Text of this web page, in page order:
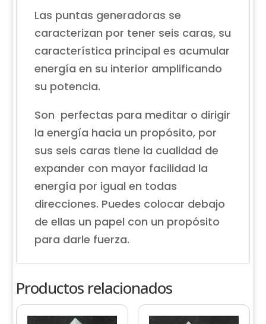
Las puntas generadoras se
caracterizan por tener seis caras, su
característica principal es acumular
energía en su interior amplificando
su potencia.
Son perfectas para meditar o dirigir
la energía hacia un propósito, por
sus seis caras tiene la cualidad de
expander con mayor facilidad la
energía por igual en todas
direcciones. Puedes colocar debajo
de ellas un papel con un propósito
para darle fuerza.
Productos relacionados